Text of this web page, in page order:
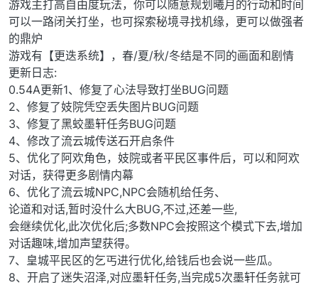
游戏主打高自由度玩法，你可以随意规划曦月的行动和时间
可以一路闭关打坐，也可探索秘境寻找机缘，更可以做强者
的鼎炉
游戏有【更迭系统】，春/夏/秋/冬结是不同的画面和剧情
更新日志:
0.54A更新1、修复了心法导致打坐BUG问题
2、修复了妓院凭空丢失图片BUG问题
3、修复了黑蛟墨轩任务BUG问题
4、修改了流云城传送石开启条件
5、优化了阿欢角色，妓院或者平民区事件后，可以和阿欢
对话，获得更多剧情内幕
6、优化了流云城NPC,NPC会随机给任务、
论道和对话,暂时没什么大BUG,不过,还差一些,
会继续优化,此次优化后;多数NPC会按照这个模式下去,增加
对话趣味,增加声望获得。
7、皇城平民区的乞丐进行优化,给钱后也会说一些瓜。
8、开启了迷失沼泽,对应墨轩任务,当完成5次墨轩任务就可